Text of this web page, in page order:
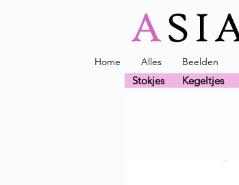
Home Alles Beelden
Stokjes Kegeltjes